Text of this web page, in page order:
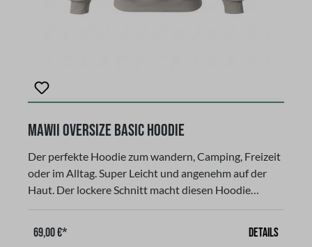
MAWII Oversize Basic Hoodie
Der perfekte Hoodie zum wandern, Camping, Freizeit
oder im Alltag. Super Leicht und angenehm auf der
Haut. Der lockere Schnitt macht diesen Hoodie
Qualität. Gerader Schnitt, langarmig, mit Kapuze und
69,00 €* Details